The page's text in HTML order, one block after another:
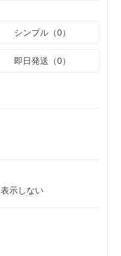
シンプル（0）
即日発送（0）
表示しない